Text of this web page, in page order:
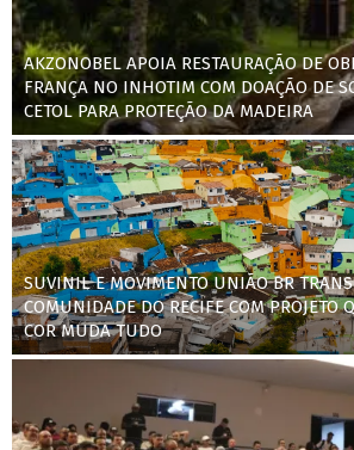
AKZONOBEL APOIA RESTAURAÇÃO DE
FRANÇA NO INHOTIM COM DOAÇÃO DE
CETOL PARA PROTEÇÃO DA MADEIRA
SUVINIL E MOVIMENTO UNIÃO BR
COMUNIDADE DO RECIFE COM PROJETO
COR MUDA TUDO